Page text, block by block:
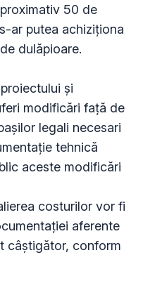
50 de
ar putea achiziționa
dulăpioare.
și
modificări față de
legali necesari
tehnică
aceste modificări
costurilor vor fi
aferente
câștigător, conform